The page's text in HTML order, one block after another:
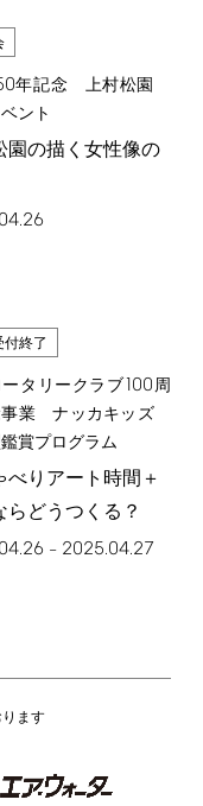
年記念 上村松園
ント
園の描く女性像の
付終了
タリークラブ100周
事業 ナッカキッズ
賞プログラム
べりアート時間＋
らどうつくる？
– 2025.04.27
ます